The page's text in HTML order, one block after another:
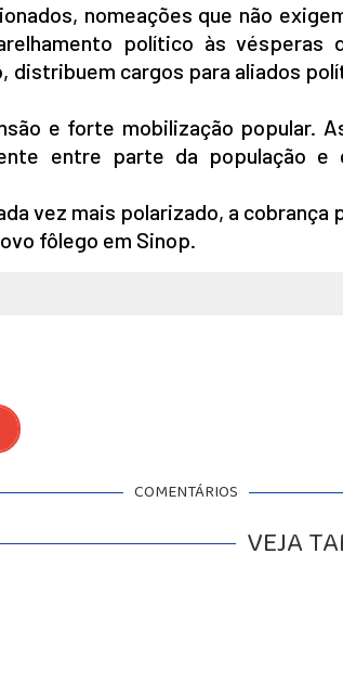
nomeações que não
político às vésperas
distribuem cargos para aliados
e forte mobilização popular.
entre parte da população e
vez mais polarizado, a
fôlego em Sinop.
COMENTÁRIOS
VEJA